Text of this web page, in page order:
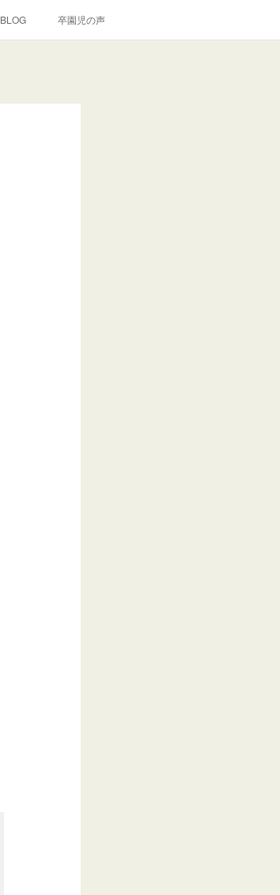
BLOG 卒園児の声